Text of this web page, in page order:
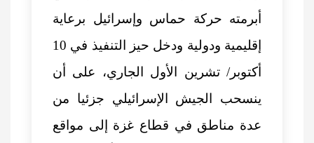
أبرمته حركة حماس وإسرائيل برعاية
إقليمية ودولية ودخل حيز التنفيذ في 10
أكتوبر/ تشرين الأول الجاري، على أن
ينسحب الجيش الإسرائيلي جزئيا من
عدة مناطق في قطاع غزة إلى مواقع